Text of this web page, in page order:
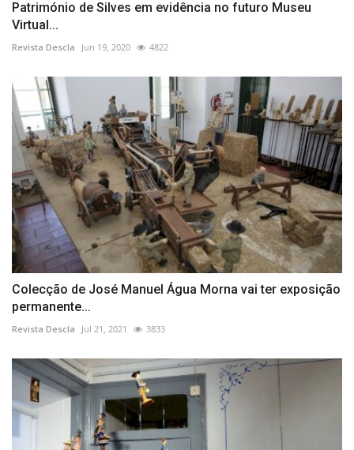
Património de Silves em evidência no futuro Museu
Virtual...
Revista Descla Jun 19, 2020 4822
Colecção de José Manuel Água Morna vai ter exposição
permanente...
Revista Descla Jul 21, 2021 3833